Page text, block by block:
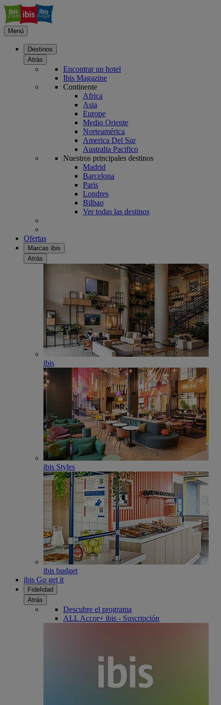
Menú
Destinos
Atrás
Encontrar un hotel
Ibis Magazine
Continente
Africa
Asia
Europe
Medio Oriente
Norteamérica
America Del Sur
Australia Pacifico
Nuestros principales destinos
Madrid
Barcelona
Paris
Londres
Bilbao
Ver todas las destinos
Ofertas
Marcas ibis
Atrás
ibis
ibis Styles
ibis budget
ibis Go get it
Fidelidad
Atrás
Descubre el programa
ALL Accor+ ibis - Suscripción